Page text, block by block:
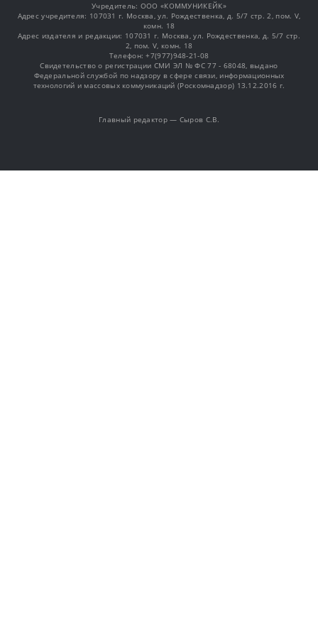
Учредитель: OOO «КОММУНИКЕЙК»
Адрес учредителя: 107031 г. Москва, ул. Рождественка, д. 5/7 стр. 2, пом. V,
комн. 18
Адрес издателя и редакции: 107031 г. Москва, ул. Рождественка, д. 5/7 стр.
2, пом. V, комн. 18
Телефон: +7(977)948-21-08
Свидетельство о регистрации СМИ ЭЛ № ФС 77 - 68048, выдано
Федеральной службой по надзору в сфере связи, информационных
технологий и массовых коммуникаций (Роскомнадзор) 13.12.2016 г.
Главный редактор — Сыров С.В.